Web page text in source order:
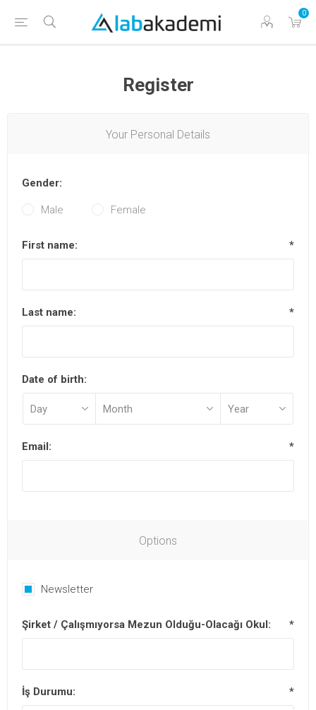
0
Register
Your Personal Details
Gender:
Male Female
First name: *
Last name: *
Date of birth:
Email: *
Options
Newsletter
Şirket / Çalışmıyorsa Mezun Olduğu-Olacağı Okul: *
İş Durumu: *